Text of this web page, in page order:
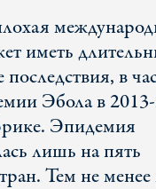
иметь
в
Эбола в
Эпидемия
лишь на пять
Тем не менее